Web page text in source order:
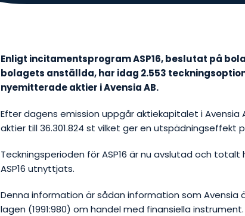
Enligt incitamentsprogram ASP16, beslutat på
bolagets anställda, har idag 2.553
nyemitterade aktier i Avensia AB.
Efter dagens emission uppgår aktiekapitalet i Avensia
aktier till 36.301.824 st vilket ger en utspädningseffekt
Teckningsperioden för ASP16 är nu avslutad och
ASP16 utnyttjats.
Denna information är sådan information som
lagen (1991:980) om handel med finansiella